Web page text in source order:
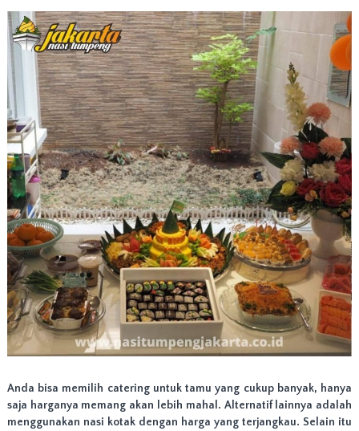
r
t
a
S
e
l
a
t
a
n
,
J
a
k
a
r
t
a
a
r
a
,
k
a
r
Anda bisa memilih catering untuk tamu yang cukup banyak, hanya
saja harganya memang akan lebih mahal. Alternatif lainnya adalah
menggunakan nasi kotak dengan harga yang terjangkau. Selain itu